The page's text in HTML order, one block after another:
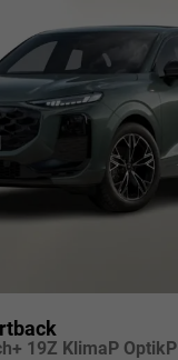
19Z KlimaP OptikP